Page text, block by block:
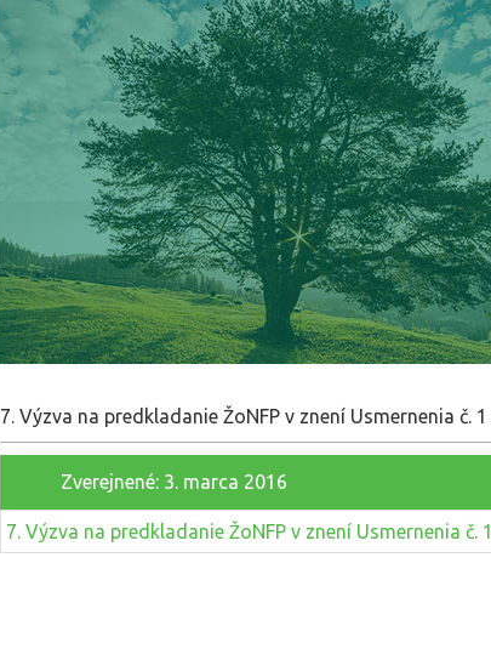
7. Výzva na predkladanie ŽoNFP v znení Usmernenia č. 1
Zverejnené: 3. marca 2016
7. Výzva na predkladanie ŽoNFP v znení Usmernenia č. 1